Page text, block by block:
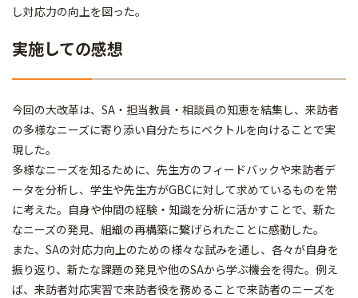
し対応力の向上を図った。
実施しての感想
今回の大改革は、SA・担当教員・相談員の知恵を結集し、来訪者
の多様なニーズに寄り添い自分たちにベクトルを向けることで実
現した。
多様なニーズを知るために、先生方のフィードバックや来訪者デ
ータを分析し、学生や先生方がGBCに対して求めているものを常
に考えた。自身や仲間の経験・知識を分析に活かすことで、新た
なニーズの発見、組織の再構築に繋げられたことに感動した。
また、SAの対応力向上のための様々な試みを通し、各々が自身を
振り返り、新たな課題の発見や他のSAから学ぶ機会を得た。例え
ば、来訪者対応実習で来訪者役を務めることで来訪者のニーズを